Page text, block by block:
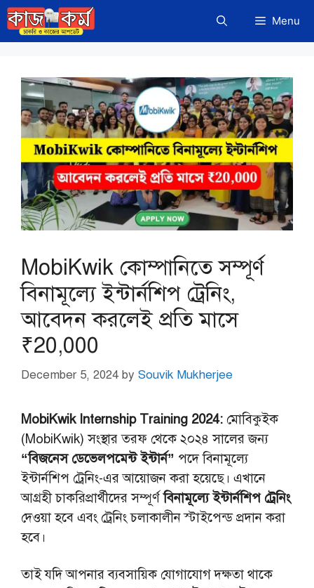
Skip
to
content
Menu
MobiKwik কোম্পানিতে সম্পূর্ণ
বিনামূল্যে ইন্টার্নশিপ ট্রেনিং,
আবেদন করলেই প্রতি মাসে
₹20,000
December 5, 2024 by Souvik Mukherjee
MobiKwik Internship Training 2024: মোবিকুইক
(MobiKwik) সংস্থার তরফ থেকে ২০২৪ সালের জন্য
“বিজনেস ডেভেলপমেন্ট ইন্টার্ন” পদে বিনামূল্যে
ইন্টার্নশিপ ট্রেনিং-এর আয়োজন করা হয়েছে। এখানে
আগ্রহী চাকরিপ্রার্থীদের সম্পূর্ণবিনামূল্যে ইন্টার্নশিপ ট্রেনিং
দেওয়া হবে এবং ট্রেনিং চলাকালীন স্টাইপেন্ড প্রদান করা
হবে।
তাই যদি আপনার ব্যবসায়িক যোগাযোগ দক্ষতা থাকে